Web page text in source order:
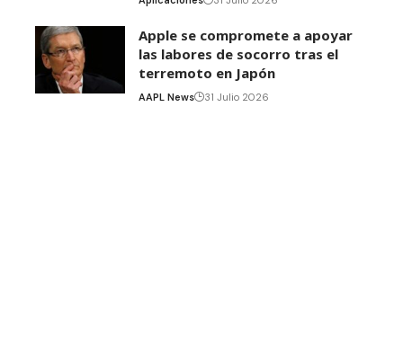
Apple se compromete a apoyar
las labores de socorro tras el
terremoto en Japón
AAPL News 31 Julio 2026